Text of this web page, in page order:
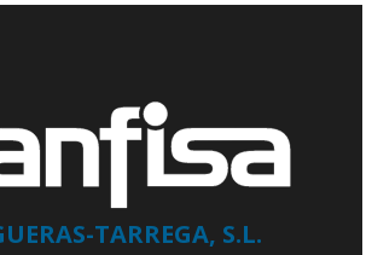
TARREGA, S.L.